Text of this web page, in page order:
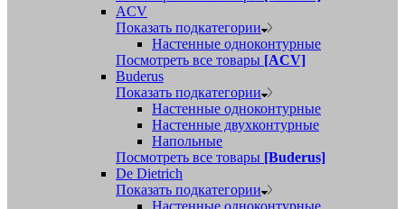
ACV
Показать подкатегории
Настенные одноконтурные
Посмотреть все товары [ACV]
Buderus
Показать подкатегории
Настенные одноконтурные
Настенные двухконтурные
Напольные
Посмотреть все товары [Buderus]
De Dietrich
Показать подкатегории
Настенные одноконтурные